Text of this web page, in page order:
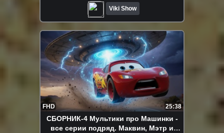
Viki Show
FHD 25:38
СБОРНИК-4 Мультики про Машинки -
все серии подряд. Маквин, Мэтр и